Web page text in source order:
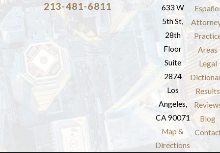
213-481-6811
633 W
5th St,
28th
Floor
Suite
2874
Los
Angeles,
CA 90071
Map &
Directions
Areas
Legal
Results
Blog